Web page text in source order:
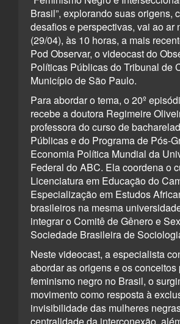
Brasil”, explorando suas origens,
desafios e perspectivas, vai ao ar
(29/04), às 10 horas, a mais
Pod Observar, o videocast do
Políticas Públicas do Tribunal de
Município de São Paulo.
Para abordar o tema, o 20º
recebe a doutora Regimeire
professora do curso de
Públicas e do Programa de Pós-
Economia Política Mundial da
Federal do ABC. Ela coordena o
Licenciatura em Educação do
Especialização em Estudos
brasileiros na mesma
integrar o Comitê de Gênero e
Sociedade Brasileira de
Neste videocast, a especialista
abordar as origens e os
feminismo negro no Brasil, o
movimento como resposta à
invisibilidade das mulheres
centralidade da interconexão,